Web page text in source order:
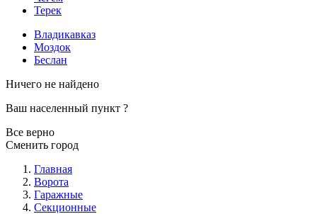
Терек
Владикавказ
Моздок
Беслан
Ничего не найдено
Ваш населенный пункт ?
Все верно
Сменить город
Главная
Ворота
Гаражные
Секционные